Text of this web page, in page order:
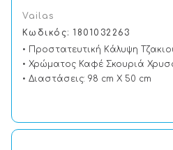
Vailas
Κωδικός: 1801032263
• Προστατευτική Kάλυψη
• Χρώματος Καφέ Σκουριά
• Διαστάσεις: 98 cm X 50 cm